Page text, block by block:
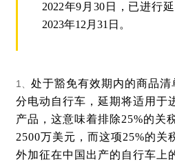
2022年9 月30 日，已进行
2023年12 月 31 日。
1、 处于豁免有效期内的商品
分电动自行车，延期将适用于
产品，这意味着排除25%的关
2500万美元，而这项25%的关
外加征在中国出产的自行车上